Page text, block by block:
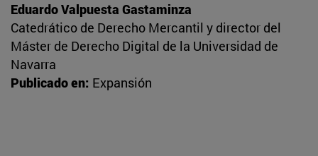
Eduardo Valpuesta Gastaminza
Catedrático de Derecho Mercantil y director del
Máster de Derecho Digital de la Universidad de
Navarra
Publicado en: Expansión